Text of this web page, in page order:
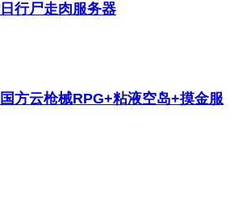
行尸走肉服务器
方云枪械RPG+粘液空岛+摸金服